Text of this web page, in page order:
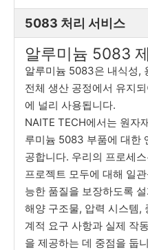
5083 처리 서비스
알루미늄 5083
알루미늄 5083은 내식성,
전체 생산 공정에서 유지
에 널리 사용됩니다.
NAITE TECH에서는 원자
루미늄 5083 부품에 대한
공합니다. 우리의 프로세
프로젝트 모두에 대해 일
능한 품질을 보장하도록
해양 구조물, 압력 시스템,
계적 요구 사항과 실제 작
을 제공하는 데 중점을 둡